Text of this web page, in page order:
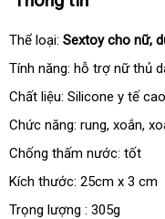
Thể loại: Sextoy cho nữ
xứ
,
Tính năng: hỗ trợ nữ thủ
Chất liệu: Silicone y tế
Chức năng: rungsiêu
thị
, xoắn,
Chống thấm nước: tốt
Kích thước: 25cm x 3 cm
Trọng lượng : 305g